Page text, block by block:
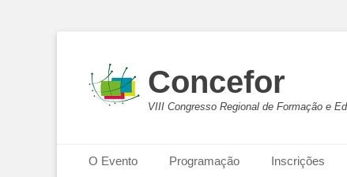
Concefor
VIII Congresso Regional de Formação e
Menu principal
para
O Evento Programação Inscrições